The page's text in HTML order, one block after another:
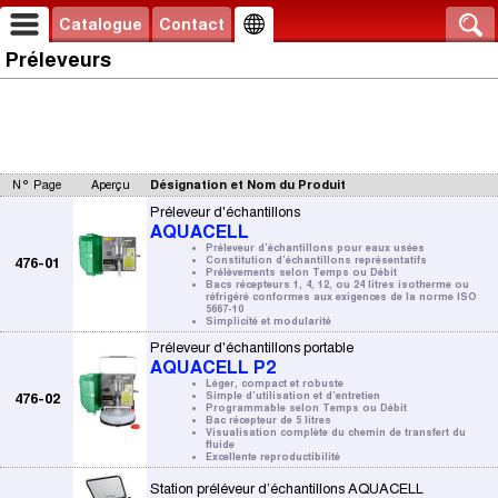
Catalogue Contact
Préleveurs
N° Page Aperçu Désignation et Nom du Produit
476-01
Préleveur d'échantillons
AQUACELL
Préleveur d’échantillons pour eaux usées
Constitution d’échantillons représentatifs
Prélèvements selon Temps ou Débit
Bacs récepteurs 1, 4, 12, ou 24 litres isotherme ou
réfrigéré conformes aux exigences de la norme ISO
5667-10
Simplicité et modularité
476-02
Préleveur d'échantillons portable
AQUACELL P2
Léger, compact et robuste
Simple d’utilisation et d’entretien
Programmable selon Temps ou Débit
Bac récepteur de 5 litres
Visualisation complète du chemin de transfert du
fluide
Excellente reproductibilité
Station préléveur d’échantillons AQUACELL